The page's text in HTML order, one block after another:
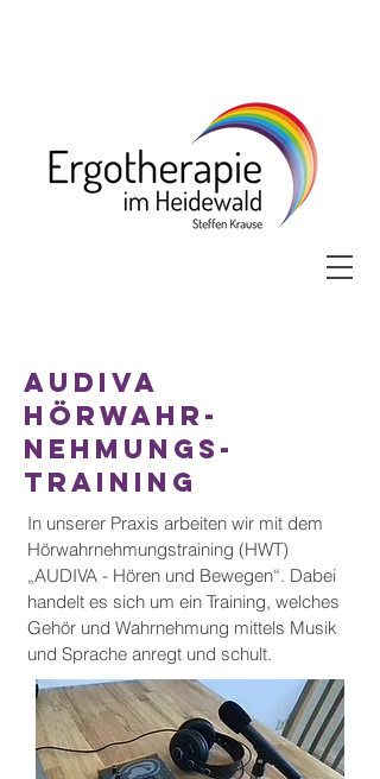
Audiva
Hörwahr-
nehmungs-
training
In unserer Praxis arbeiten wir mit dem
Hörwahrnehmungstraining (HWT)
„AUDIVA - Hören und Bewegen“. Dabei
handelt es sich um ein Training, welches
Gehör und Wahrnehmung mittels Musik
und Sprache anregt und schult.